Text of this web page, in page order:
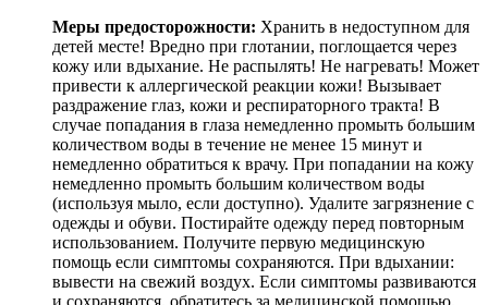
Меры предосторожности: Хранить в недоступном для
детей месте! Вредно при глотании, поглощается через
кожу или вдыхание. Не распылять! Не нагревать! Может
привести к аллергической реакции кожи! Вызывает
раздражение глаз, кожи и респираторного тракта! В
случае попадания в глаза немедленно промыть большим
количеством воды в течение не менее 15 минут и
немедленно обратиться к врачу. При попадании на кожу
немедленно промыть большим количеством воды
(используя мыло, если доступно). Удалите загрязнение с
одежды и обуви. Постирайте одежду перед повторным
использованием. Получите первую медицинскую
помощь если симптомы сохраняются. При вдыхании:
вывести на свежий воздух. Если симптомы развиваются
и сохраняются, обратитесь за медицинской помощью.